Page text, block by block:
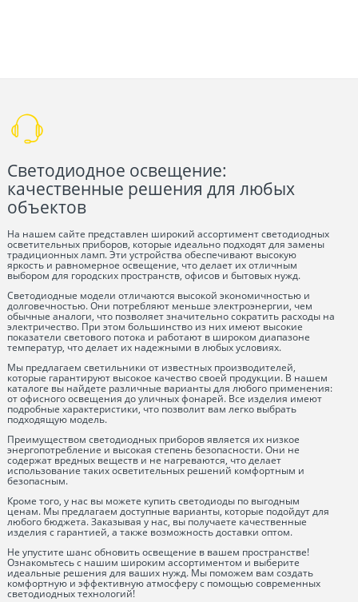
Светодиодное освещение:
качественные решения для любых
объектов
На нашем сайте представлен широкий ассортимент светодиодных
осветительных приборов, которые идеально подходят для замены
традиционных ламп. Эти устройства обеспечивают высокую
яркость и равномерное освещение, что делает их отличным
выбором для городских пространств, офисов и бытовых нужд.
Светодиодные модели отличаются высокой экономичностью и
долговечностью. Они потребляют меньше электроэнергии, чем
обычные аналоги, что позволяет значительно сократить расходы на
электричество. При этом большинство из них имеют высокие
показатели светового потока и работают в широком диапазоне
температур, что делает их надежными в любых условиях.
Мы предлагаем светильники от известных производителей,
которые гарантируют высокое качество своей продукции. В нашем
каталоге вы найдете различные варианты для любого применения:
от офисного освещения до уличных фонарей. Все изделия имеют
подробные характеристики, что позволит вам легко выбрать
подходящую модель.
Преимуществом светодиодных приборов является их низкое
энергопотребление и высокая степень безопасности. Они не
содержат вредных веществ и не нагреваются, что делает
использование таких осветительных решений комфортным и
безопасным.
Кроме того, у нас вы можете купить светодиоды по выгодным
ценам. Мы предлагаем доступные варианты, которые подойдут для
любого бюджета. Заказывая у нас, вы получаете качественные
изделия с гарантией, а также возможность доставки оптом.
Не упустите шанс обновить освещение в вашем пространстве!
Ознакомьтесь с нашим широким ассортиментом и выберите
идеальные решения для ваших нужд. Мы поможем вам создать
комфортную и эффективную атмосферу с помощью современных
светодиодных технологий!